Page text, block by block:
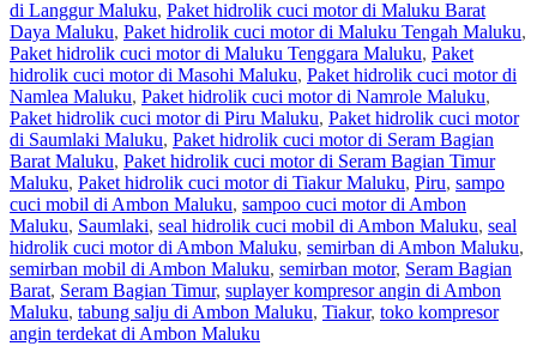
di Langgur Maluku, Paket hidrolik cuci motor di Maluku Barat
Daya Maluku, Paket hidrolik cuci motor di Maluku Tengah Maluku,
Paket hidrolik cuci motor di Maluku Tenggara Maluku, Paket
hidrolik cuci motor di Masohi Maluku, Paket hidrolik cuci motor di
Namlea Maluku, Paket hidrolik cuci motor di Namrole Maluku,
Paket hidrolik cuci motor di Piru Maluku, Paket hidrolik cuci motor
di Saumlaki Maluku, Paket hidrolik cuci motor di Seram Bagian
Barat Maluku, Paket hidrolik cuci motor di Seram Bagian Timur
Maluku, Paket hidrolik cuci motor di Tiakur Maluku, Piru, sampo
cuci mobil di Ambon Maluku, sampoo cuci motor di Ambon
Maluku, Saumlaki, seal hidrolik cuci mobil di Ambon Maluku, seal
hidrolik cuci motor di Ambon Maluku, semirban di Ambon Maluku,
semirban mobil di Ambon Maluku, semirban motor, Seram Bagian
Barat, Seram Bagian Timur, suplayer kompresor angin di Ambon
Maluku, tabung salju di Ambon Maluku, Tiakur, toko kompresor
angin terdekat di Ambon Maluku